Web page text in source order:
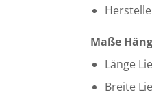
Maße
Länge
Breite